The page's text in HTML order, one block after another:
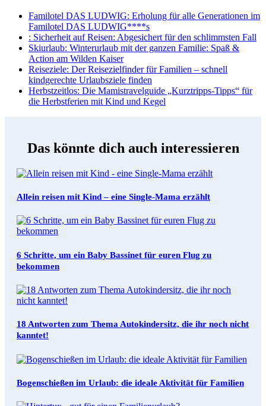
Familotel DAS LUDWIG: Erholung für alle Generationen im
Familotel DAS LUDWIG****s
: Sicherheit auf Reisen: Abgesichert für den schlimmsten Fall
Skiurlaub: Winterurlaub mit der ganzen Familie: Spaß &
Action am Wilden Kaiser
Reiseziele: Der Reisezielfinder für Familien – schnell
kindgerechte Urlaubsziele finden
Herbstzeitlos: Die Mamistravelguide „Kurztripps-Tipps“ für
die Herbstferien mit Kind und Kegel
Das könnte dich auch interessieren
Allein reisen mit Kind – eine Single-Mama erzählt
6 Schritte, um ein Baby Bassinet für euren Flug zu
bekommen
18 Antworten zum Thema Autokindersitz, die ihr noch nicht
kanntet!
Bogenschießen im Urlaub: die ideale Aktivität für Familien